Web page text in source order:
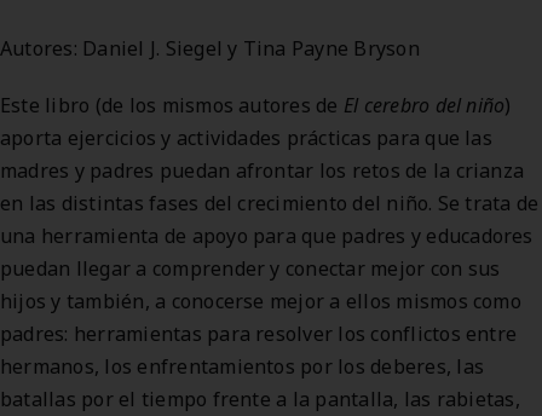
Autores: Daniel J. Siegel y Tina Payne Bryson
Este libro (de los mismos autores de El cerebro del niño)
aporta ejercicios y actividades prácticas para que las
madres y padres puedan afrontar los retos de la crianza
en las distintas fases del crecimiento del niño. Se trata de
una herramienta de apoyo para que padres y educadores
puedan llegar a comprender y conectar mejor con sus
hijos y también, a conocerse mejor a ellos mismos como
padres: herramientas para resolver los conflictos entre
hermanos, los enfrentamientos por los deberes, las
batallas por el tiempo frente a la pantalla, las rabietas,